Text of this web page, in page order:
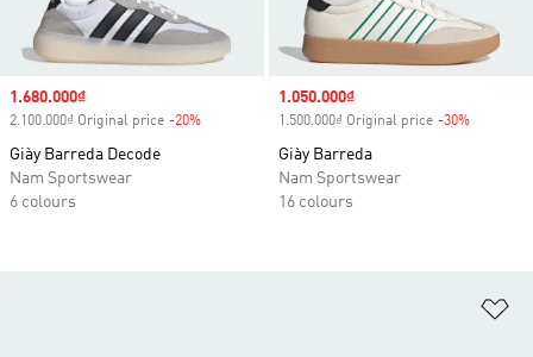
Sale price
1.680.000₫
2.100.000₫ Original price -20%
Giày Barreda Decode
Nam Sportswear
6 colours
Sale price
1.050.000₫
1.500.000₫ Original price -30%
Giày Barreda
Nam Sportswear
16 colours